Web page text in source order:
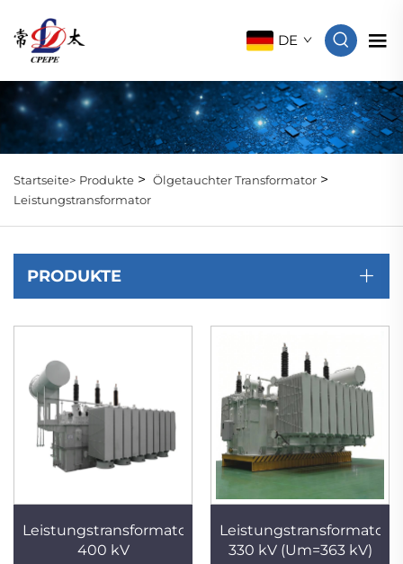
DE
Startseite> Produkte > Ölgetauchter Transformator >
Leistungstransformator
PRODUKTE
Leistungstransformator
400 kV
Leistungstransformator
330 kV (Um=363 kV)